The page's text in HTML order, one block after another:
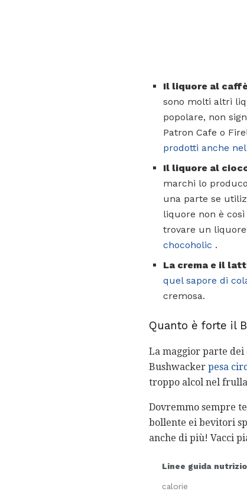
Il liquore al
sono molti altri
popolare, non
Patron Cafe o
prodotti anche
Il liquore al
marchi lo
una parte se
liquore non è
trovare un
chocoholic .
La crema e il
quel sapore di
cremosa.
Quanto è forte il
La maggior parte
Bushwacker pesa
troppo alcol nel
Dovremmo sempre
bollente ei bevitori
anche di più! Vacci
Linee guida
calorie